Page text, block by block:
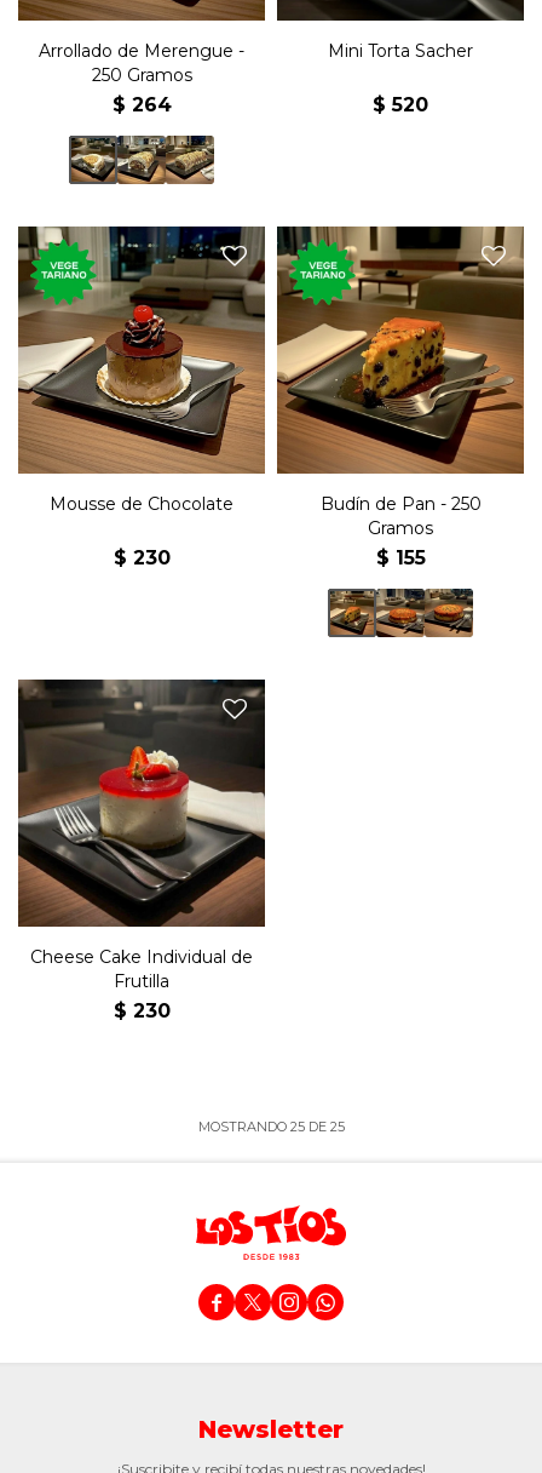
Arrollado de Merengue -
250 Gramos
$ 264
Mini Torta Sacher
$ 520
Postre de chocolate con tope
de cereza.
Mousse de Chocolate
$ 230
250 gramos del clásico
postre elaborado con pan,
huevos, vainilla, pasas y
azúcar.
Budín de Pan - 250
Gramos
$ 155
Cheese Cake individual de
frutilla.
Cheese Cake Individual de
Frutilla
$ 230
MOSTRANDO 25DE 25
   
Newsletter
¡Suscribite y recibí todas nuestras novedades!